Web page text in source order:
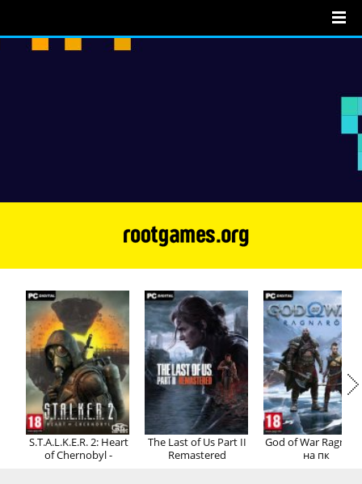
Регистрация Вход
S.T.A.L.K.E.R. 2: Heart
of Chernobyl -
The Last of Us Part II
Remastered
God of War
на пк